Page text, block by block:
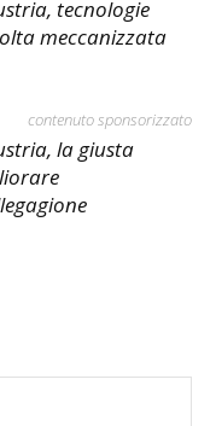
tecnologie
meccanizzata
contenuto sponsorizzato
la giusta